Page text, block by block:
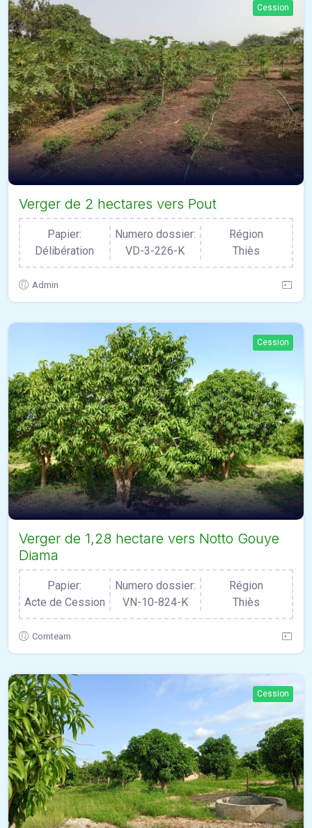
Cession
Verger de 2 hectares vers Pout
Papier:
Délibération
Numero dossier:
VD-3-226-K
Région
Thiès
Admin
Cession
Verger de 1,28 hectare vers Notto Gouye
Diama
Papier:
Acte de Cession
Numero dossier:
VN-10-824-K
Région
Thiès
Comteam
Cession